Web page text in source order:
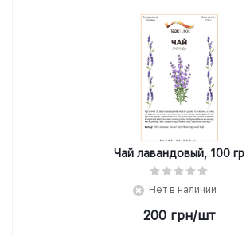
Чай лавандовый, 100 гр
Нет в наличии
200грн/шт